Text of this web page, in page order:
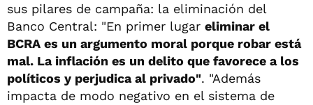
sus pilares de campaña: la eliminación del
Banco Central: "En primer lugar eliminar el
BCRA es un argumento moral porque robar está
mal. La inflación es un delito que favorece a los
políticos y perjudica al privado". "Además
impacta de modo negativo en el sistema de